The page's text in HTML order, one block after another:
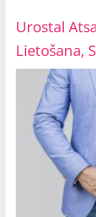
Urostal
Lietošana,